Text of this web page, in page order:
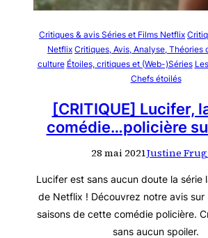
Critiques & avis Séries et Films Netflix
Netflix Critiques, Avis, Analyse, Théories
culture Étoiles, critiques et (Web-)Séries
Chefs étoilés
[CRITIQUE] Lucifer,
comédie…policière
28 mai 2021Justine
Lucifer est sans aucun doute la série
de Netflix ! Découvrez notre avis sur
saisons de cette comédie policière.
sans aucun spoiler.